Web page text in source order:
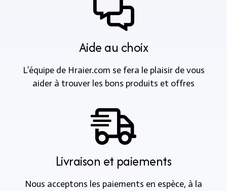
Aide au choix
L’équipe de Hraier.com se fera le plaisir de vous
aider à trouver les bons produits et offres
Livraison et paiements
Nous acceptons les paiements en espèce, à la